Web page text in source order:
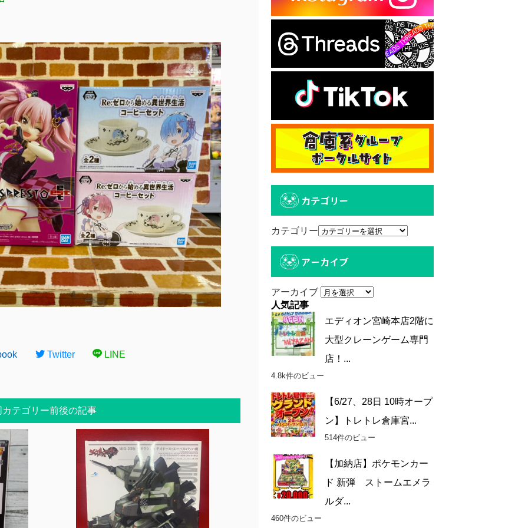
Twitter LINE
カテゴリー前後の記事
カテゴリー
カテゴリー
アーカイブ
アーカイブ
人気記事
エディオン宮崎本店2階に
大型クレーンゲーム専門
店！...
4.8k件のビュー
【6/27、28日 10時オープ
ン】トレトレ倉庫宮...
514件のビュー
【加納店】ポケモンカー
ド 新弾 ストームエメラ
ルダ...
460件のビュー